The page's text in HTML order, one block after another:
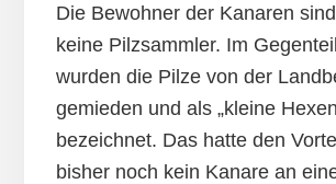
Die Bewohner der Kanaren
keine Pilzsammler. Im
wurden die Pilze von der
gemieden und als „kleine
bezeichnet. Das hatte den
bisher noch kein Kanare an